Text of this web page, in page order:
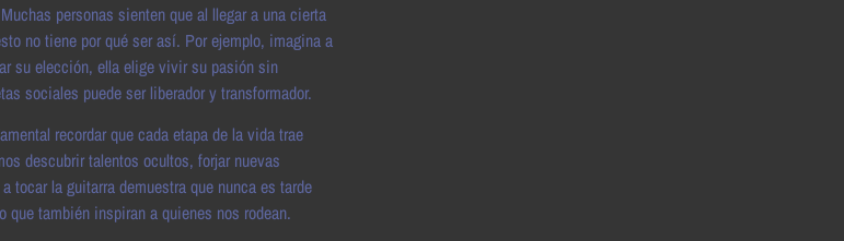
personas sienten que al llegar a una cierta
no tiene por qué ser así. Por ejemplo, imagina a
su elección, ella elige vivir su pasión sin
sociales puede ser liberador y transformador.
recordar que cada etapa de la vida trae
descubrir talentos ocultos, forjar nuevas
tocar la guitarra demuestra que nunca es tarde
también inspiran a quienes nos rodean.